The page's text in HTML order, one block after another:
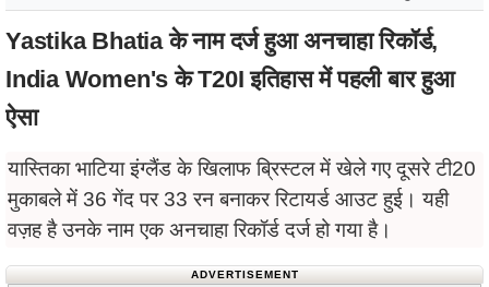
Yastika Bhatia के नाम दर्ज हुआ अनचाहा रिकॉर्ड,
India Women's के T20I इतिहास में पहली बार हुआ
ऐसा
यास्तिका भाटिया इंग्लैंड के खिलाफ ब्रिस्टल में खेले गए दूसरे टी20
मुकाबले में 36 गेंद पर 33 रन बनाकर रिटायर्ड आउट हुई। यही
वज़ह है उनके नाम एक अनचाहा रिकॉर्ड दर्ज हो गया है।
ADVERTISEMENT